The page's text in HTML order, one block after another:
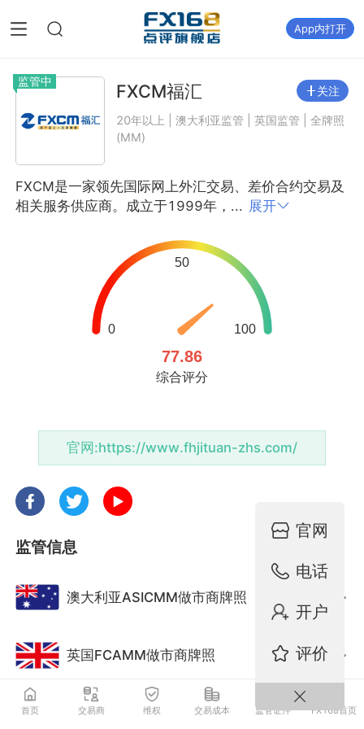
App内打开
监管中 FXCM福汇 关注
20年以上 | 澳大利亚监管 | 英国监管 | 全牌照
(MM)
FXCM是一家领先国际网上外汇交易、差价合约交易及
相关服务供应商。成立于1999年，... 展开
官网:https://www.fhjituan-zhs.com/
监管信息
澳大利亚ASICMM做市商牌照
英国FCAMM做市商牌照 监管中
南非FSCA金融衍生品牌照 监管中
官网
电话
开户
评价
首页 交易商 维权 交易成本 监管证件 FX168首页